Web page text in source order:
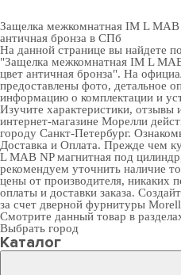
Защелка межкомнатная IM L MAB
античная бронза в СПб
На данной странице вы найдете
"Защелка межкомнатная IM L
цвет античная бронза". На
предоставлены фото, детальное
информацию о комплектации и
Изучите характеристики, отзывы
интернет-магазине Морелли
городу Санкт-Петербург.
Доставка и Оплата. Прежде чем
L MAB NP магнитная под
рекомендуем уточнить наличие
цены от производителя, никаких
оплаты и доставки заказа.
за счет дверной фурнитуры
Смотрите данный товар в
Выбрать город
Каталог